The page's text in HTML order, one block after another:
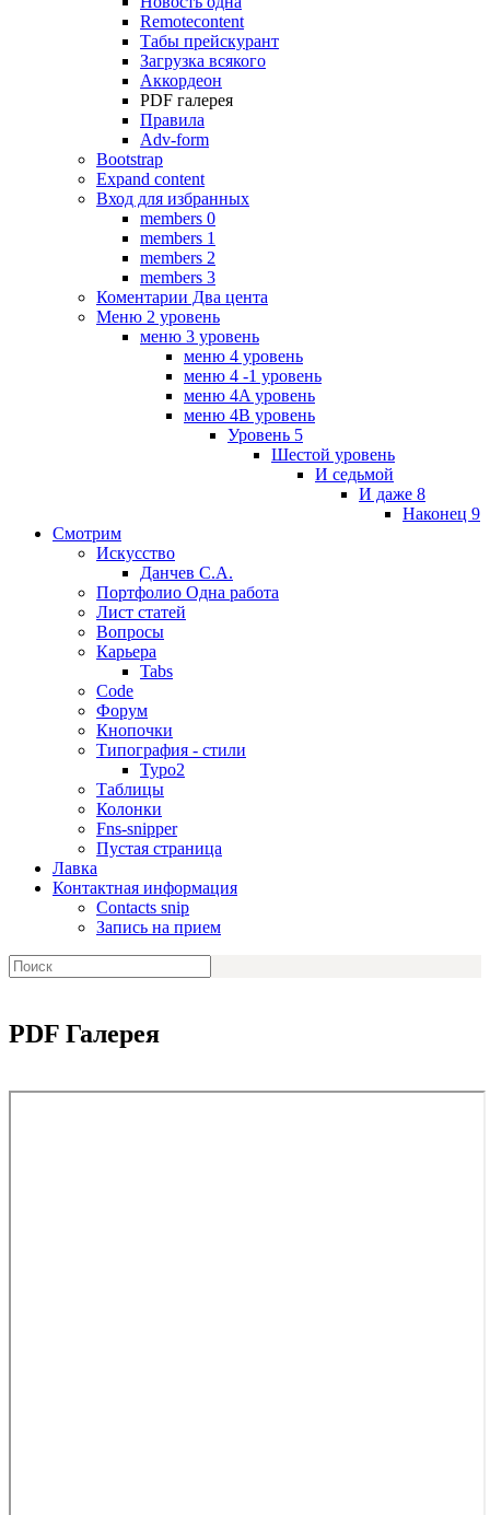
Remotecontent
Табы прейскурант
Загрузка всякого
Аккордеон
PDF галерея
Правила
Adv-form
Bootstrap
Expand content
Вход для избранных
members 0
members 1
members 2
members 3
Коментарии Два цента
Меню 2 уровень
меню 3 уровень
меню 4 уровень
меню 4 -1 уровень
меню 4A уровень
меню 4B уровень
Уровень 5
Шестой уровень
И седьмой
И даже 8
Наконец 9
Смотрим
Искусство
Данчев С.А.
Портфолио Одна работа
Лист статей
Вопросы
Карьера
Tabs
Code
Форум
Кнопочки
Типография - стили
Typo2
Таблицы
Колонки
Fns-snipper
Пустая страница
Лавка
Контактная информация
Contacts snip
Запись на прием
PDF Галерея